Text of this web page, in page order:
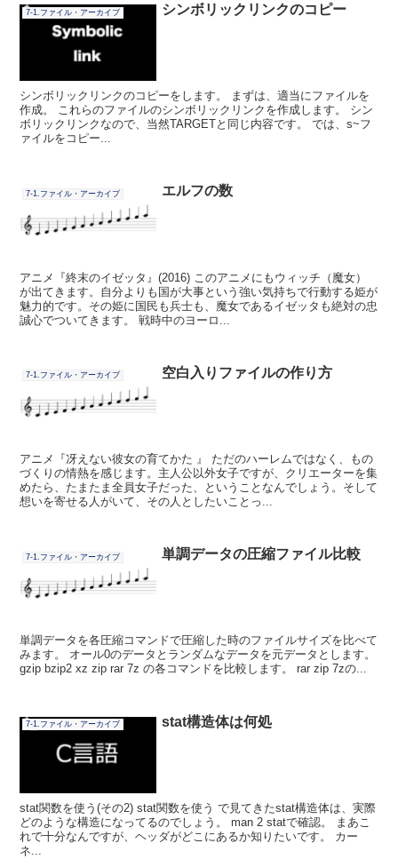
7-1.ファイル・アーカイブ シンボリックリンクのコピー
シンボリックリンクのコピーをします。 まずは、適当にファイルを
作成。 これらのファイルのシンボリックリンクを作成します。 シン
ボリックリンクなので、当然TARGETと同じ内容です。 では、s~フ
ァイルをコピー...
7-1.ファイル・アーカイブ エルフの数
アニメ『終末のイゼッタ』(2016) このアニメにもウィッチ（魔女）
が出てきます。自分よりも国が大事という強い気持ちで行動する姫が
魅力的です。その姫に国民も兵士も、魔女であるイゼッタも絶対の忠
誠心でついてきます。 戦時中のヨーロ...
7-1.ファイル・アーカイブ 空白入りファイルの作り方
アニメ『冴えない彼女の育てかた 』 ただのハーレムではなく、もの
づくりの情熱を感じます。主人公以外女子ですが、クリエーターを集
めたら、たまたま全員女子だった、ということなんでしょう。そして
想いを寄せる人がいて、その人としたいことっ...
7-1.ファイル・アーカイブ 単調データの圧縮ファイル比較
単調データを各圧縮コマンドで圧縮した時のファイルサイズを比べて
みます。 オール0のデータとランダムなデータを元データとします。
gzip bzip2 xz zip rar 7z の各コマンドを比較します。 rar zip 7zの...
7-1.ファイル・アーカイブ stat構造体は何処
stat関数を使う(その2) stat関数を使う で見てきたstat構造体は、実際
どのような構造になってるのでしょう。 man 2 statで確認。 まあこ
れで十分なんですが、ヘッダがどこにあるか知りたいです。 カー
ネ...